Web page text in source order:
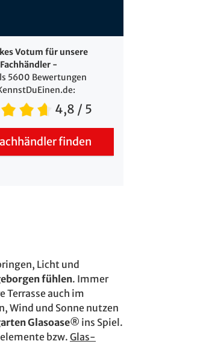
Votum für unsere
Fachhändler -
5600 Bewertungen
4,8 / 5
finden
Licht und
fühlen. Immer
Terrasse auch im
Wind und Sonne nutzen
Glasoase® ins Spiel.
bzw.Glas-